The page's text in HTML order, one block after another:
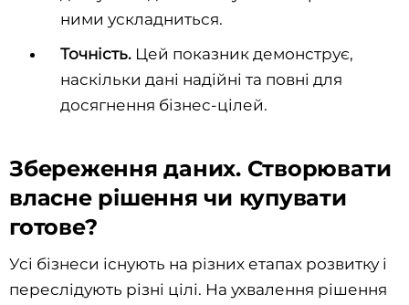
ними ускладниться.
Точність. Цей показник демонструє,
наскільки дані надійні та повні для
досягнення бізнес-цілей.
Збереження даних. Створювати
власне рішення чи купувати
готове?
Усі бізнеси існують на різних етапах розвитку і
переслідують різні цілі. На ухвалення рішення